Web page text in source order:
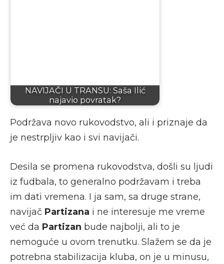
NAVIJAČI U TRANSU: Saša Ilić
najavio povratak?
Podržava novo rukovodstvo, ali i priznaje da
je nestrpljiv kao i svi navijači.
Desila se promena rukovodstva, došli su ljudi
iz fudbala, to generalno podržavam i treba
im dati vremena. I ja sam, sa druge strane,
navijač Partizana i ne interesuje me vreme
već da Partizan bude najbolji, ali to je
nemoguće u ovom trenutku. Slažem se da je
potrebna stabilizacija kluba, on je u minusu,